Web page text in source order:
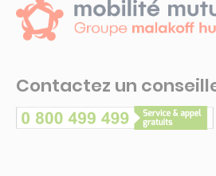
Contactez un